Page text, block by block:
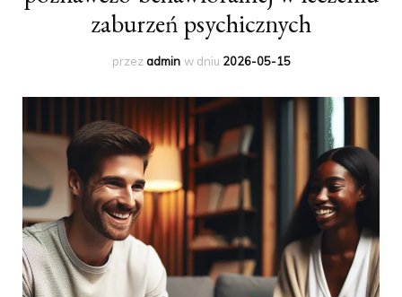
zaburzeń psychicznych
przezadmin w dniu 2026-05-15